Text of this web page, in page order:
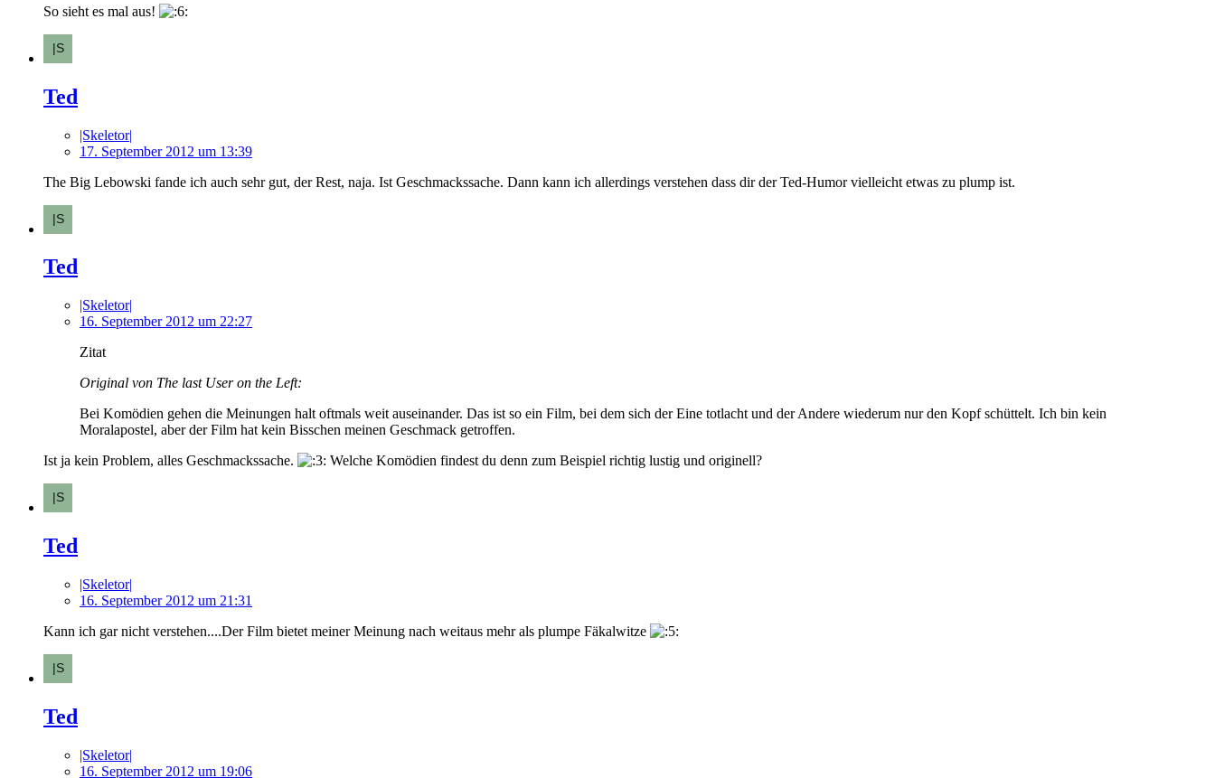
So sieht es mal aus!
Ted
|Skeletor|
17. September 2012 um 13:39
The Big Lebowski fande ich auch sehr gut, der Rest, naja. Ist Geschmackssache. Dann kann ich allerdings verstehen dass dir der Ted-Humor vielleicht etwas zu plump ist.
Ted
|Skeletor|
16. September 2012 um 22:27
Zitat
Original von The last User on the Left:
Bei Komödien gehen die Meinungen halt oftmals weit auseinander. Das ist so ein Film, bei dem sich der Eine totlacht und der Andere wiederum nur den Kopf schüttelt. Ich bin kein
Moralapostel, aber der Film hat kein Bisschen meinen Geschmack getroffen.
Ist ja kein Problem, alles Geschmackssache.
Welche Komödien findest du denn zum Beispiel richtig lustig und originell?
Ted
|Skeletor|
16. September 2012 um 21:31
Kann ich gar nicht verstehen....Der Film bietet meiner Meinung nach weitaus mehr als plumpe Fäkalwitze
Ted
|Skeletor|
16. September 2012 um 19:06